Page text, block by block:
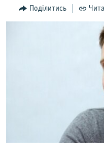
Перейти
до
ПОГЛЯД
СВІДЧЕННЯ ОКУПАЦІЇ
УКРАЇНСЬКА ПРОБЛЕМА
ЯК ОБІЙТИ
Поділитись